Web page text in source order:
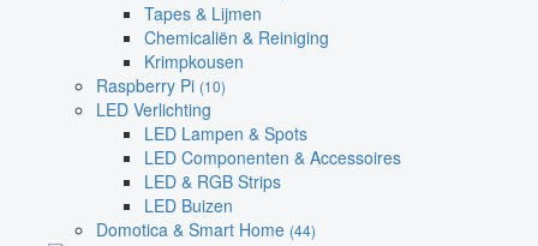
Tapes & Lijmen
Chemicaliën & Reiniging
Krimpkousen
Raspberry Pi (10)
LED Verlichting
LED Lampen & Spots
LED Componenten & Accessoires
LED & RGB Strips
LED Buizen
Domotica & Smart Home (44)